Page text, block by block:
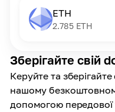
Зберігайте свій
Керуйте та
нашому
допомогою передової
ETH
2.785 ETH